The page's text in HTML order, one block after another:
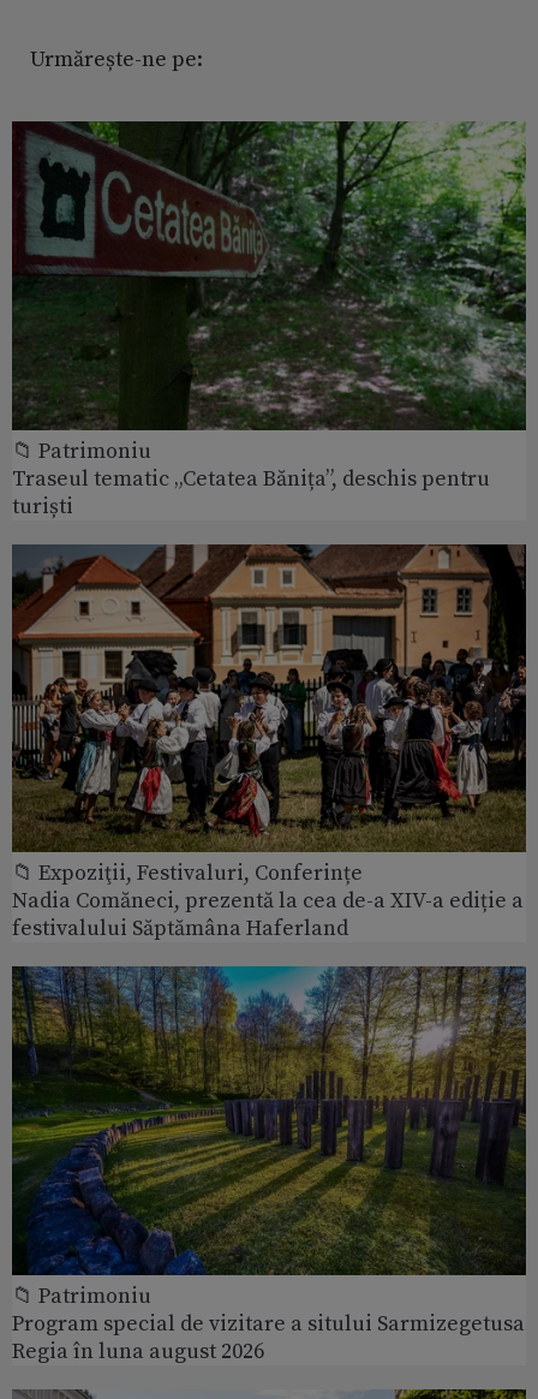
Urmărește-ne pe:
📁 Patrimoniu
Traseul tematic „Cetatea Bănița”, deschis pentru
turiști
📁 Expoziţii, Festivaluri, Conferințe
Nadia Comăneci, prezentă la cea de-a XIV-a ediție a
festivalului Săptămâna Haferland
📁 Patrimoniu
Program special de vizitare a sitului Sarmizegetusa
Regia în luna august 2026